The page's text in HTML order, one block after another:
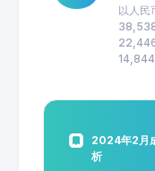
以人民
2024年2月
析